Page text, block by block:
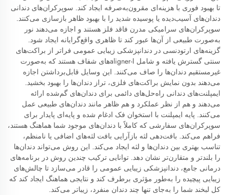
تا بهبود فوری با هزینه‌ای مقرون‌به‌صرفه ایجاد کند. سوپرکران‌های دندانی
دندان‌های آسیب‌دیده یا پوسیده شدید را با بهبود ظاهر بازسازی می‌کنند.
سوپرکران‌های سرامیکی مدرن فاقد فلز هستند و اجازه می‌دهند نور
به‌صورت طبیعی از آن‌ها عبور کند تا ظاهری واقع‌گرایانه ایجاد شود.
گزینه‌های ارتودنسی در دندانپزشکی زیبایی عمومی فراتر از براکت‌های
سنتی گسترش یافته و شامل ا-alignerهای شفاف هستند که به‌صورت
غیرمستقیم دندان‌ها را صاف می‌کنند. این وسایل قابل‌برداشتن اجازه
می‌دهند بدون نمایش براکت‌های فلزی، تراز دندان‌ها را بهبود بخشید.
ایمپلنت‌های دندانی راه‌حل‌های دائمی برای دندان‌های گم‌شده ارائه
می‌دهند و هم از نظر عملکرد و هم ظاهر مانند دندان‌های طبیعی عمل
می‌کنند. پایه ایمپلنت با استخوان فک ادغام شده و پایه‌ای پایدار برای
سوپرکران‌های سفارشی که کاملاً با دندان‌های موجود شما هماهنگ هستند،
فراهم می‌کند. بافت‌دهی لثه بازآرایی بافت لثه‌های اضافی یا نامنظم،
تناسب بهتری بین دندان‌ها و لثه ایجاد می‌کند. این روش می‌تواند دندان‌ها
را بلندتر و متقارن‌تر نشان دهد. توانایی ترکیب چندین روش در برنامه‌های
درمانی جامع، دندانپزشکی زیبایی عمومی را قادر می‌سازد تا چالش‌های
زیبایی پیچیده را به‌طور مؤثری برطرف کند و نتایجی هماهنگ ایجاد کند که
کل لبخند شما را به‌جای تنها چند دندان منفرد، زیباتر می‌کند.